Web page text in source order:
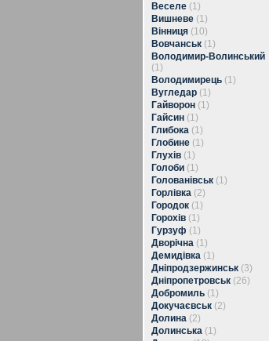
Веселе (1)
Вишневе (1)
Вінниця (10)
Вовчанськ (1)
Володимир-Волинський
(1)
Володимирець (1)
Вугледар (1)
Гайворон (1)
Гайсин (1)
Глибока (1)
Глобине (1)
Глухів (1)
Голоби (1)
Голованівськ (1)
Горлівка (2)
Городок (1)
Горохів (1)
Гурзуф (1)
Дворічна (1)
Демидівка (1)
Дніпродзержинськ (3)
Дніпропетровськ (26)
Добромиль (1)
Докучаєвськ (2)
Долина (2)
Долинська (1)